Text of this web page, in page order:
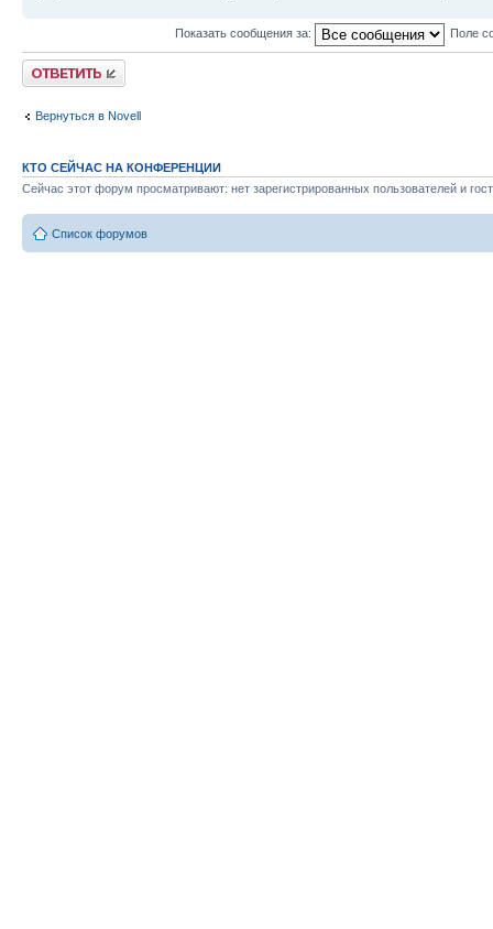
Показать сообщения за: Поле
Ответить
Вернуться в Novell
КТО СЕЙЧАС НА КОНФЕРЕНЦИИ
Сейчас этот форум просматривают: нет зарегистрированных пользователей и
Список форумов